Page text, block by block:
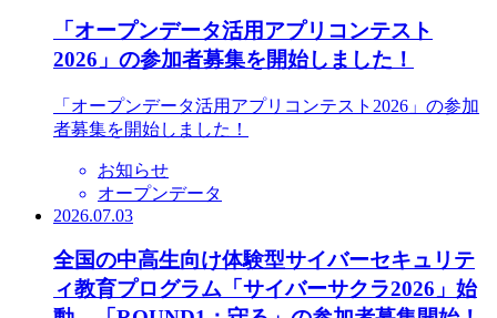
「オープンデータ活用アプリコンテスト
2026」の参加者募集を開始しました！
「オープンデータ活用アプリコンテスト2026」の参加
者募集を開始しました！
お知らせ
オープンデータ
2026.07.03
全国の中高生向け体験型サイバーセキュリテ
ィ教育プログラム「サイバーサクラ2026」始